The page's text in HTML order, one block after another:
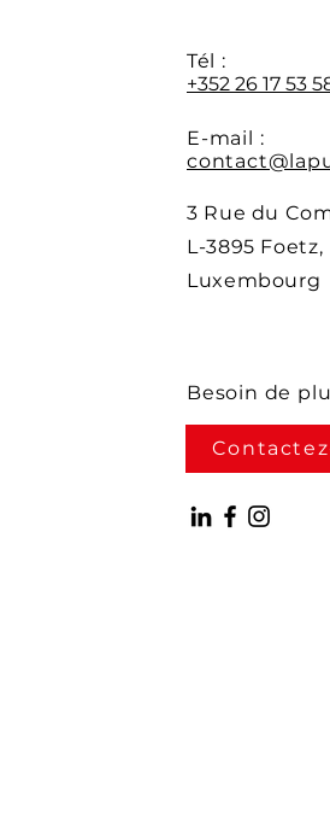
Tél :
+352 26 17 53
E-mail :
3 Rue du
L-3895 Foetz,
Luxembourg
Besoin de